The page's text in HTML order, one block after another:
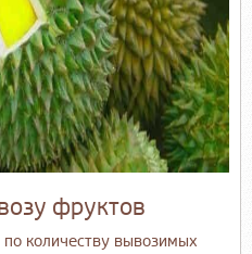
фруктов
количеству вывозимых